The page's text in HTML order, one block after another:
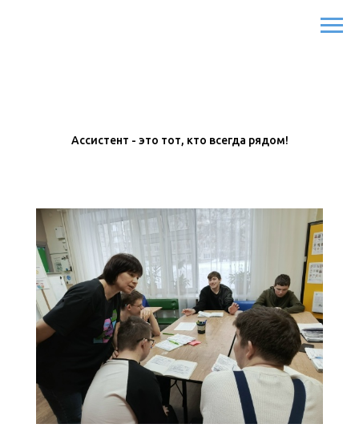
Ассистент - это тот, кто всегда рядом!